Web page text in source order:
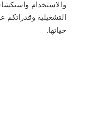
والاستخدام
التشغيلية
حياتها.